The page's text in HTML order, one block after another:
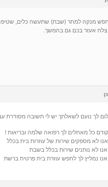
מנקה למחר (שבת) שתעשה כלים, שטיפה,
אעזר בכם גם בהמשך.
לך נועם לשאלתך יש לי תשובה מסודרת